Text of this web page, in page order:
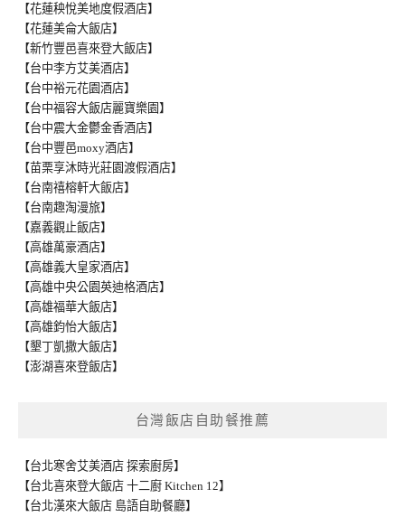
【花蓮秧悅美地度假酒店】
【花蓮美侖大飯店】
【新竹豐邑喜來登大飯店】
【台中李方艾美酒店】
【台中裕元花園酒店】
【台中福容大飯店麗寶樂園】
【台中震大金鬱金香酒店】
【台中豐邑moxy酒店】
【苗栗享沐時光莊園渡假酒店】
【台南禧榕軒大飯店】
【台南趣淘漫旅】
【嘉義觀止飯店】
【高雄萬豪酒店】
【高雄義大皇家酒店】
【高雄中央公園英迪格酒店】
【高雄福華大飯店】
【高雄鈞怡大飯店】
【墾丁凱撒大飯店】
【澎湖喜來登飯店】
台灣飯店自助餐推薦
【台北寒舍艾美酒店 探索廚房】
【台北喜來登大飯店 十二廚 Kitchen 12】
【台北漢來大飯店 島語自助餐廳】